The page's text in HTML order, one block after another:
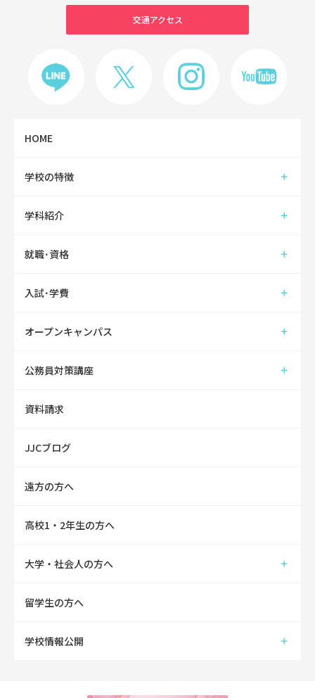
交通アクセス
HOME
学校の特徴
学科紹介
就職･資格
入試･学費
オープンキャンパス
公務員対策講座
資料請求
JJCブログ
遠方の方へ
高校1・2年生の方へ
大学・社会人の方へ
留学生の方へ
学校情報公開